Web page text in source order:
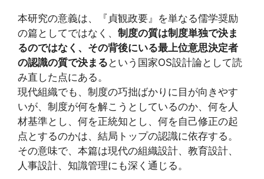
本研究の意義は、『貞観政要』を単なる儒学奨励
の篇としてではなく、 制度の質は制度単独で決ま
るのではなく、その背後にいる最上位意思決定者
の認識の質で決まる という国家OS設計論として読
み直した点にある。
現代組織でも、制度の巧拙ばかりに目が向きやす
いが、制度が何を解こうとしているのか、何を人
材基準とし、何を正統知とし、何を自己修正の起
点とするのかは、結局トップの認識に依存する。
その意味で、本篇は現代の組織設計、教育設計、
人事設計、知識管理にも深く通じる。